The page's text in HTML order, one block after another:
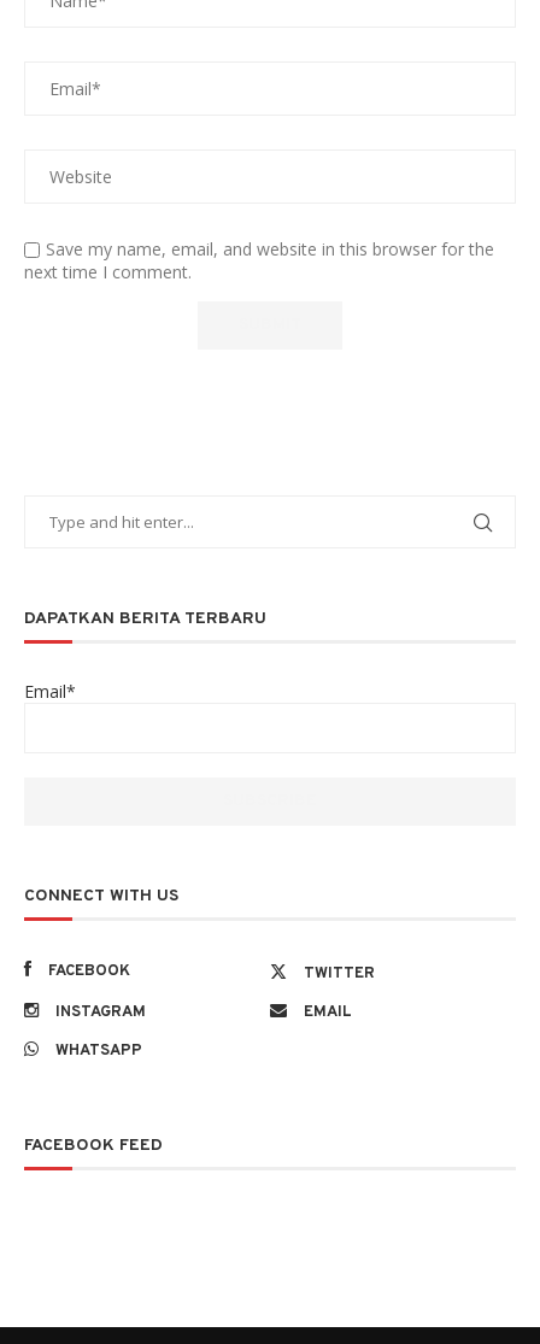
Save my name, email, and website in this browser for the
next time I comment.
DAPATKAN BERITA TERBARU
Email*
CONNECT WITH US
FACEBOOK
TWITTER
INSTAGRAM
EMAIL
WHATSAPP
FACEBOOK FEED